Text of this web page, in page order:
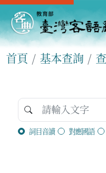
首頁 基本查詢
詞目音讀 對應國語